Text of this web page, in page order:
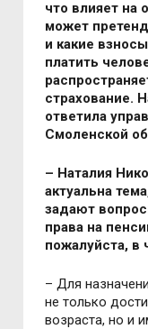
что влияет на
может
и какие
платить
страхование.
ответила у
Смоленской
– Наталия
актуальна
задают
права на
пожалуйста, в
– Для
не только
возраста, но и